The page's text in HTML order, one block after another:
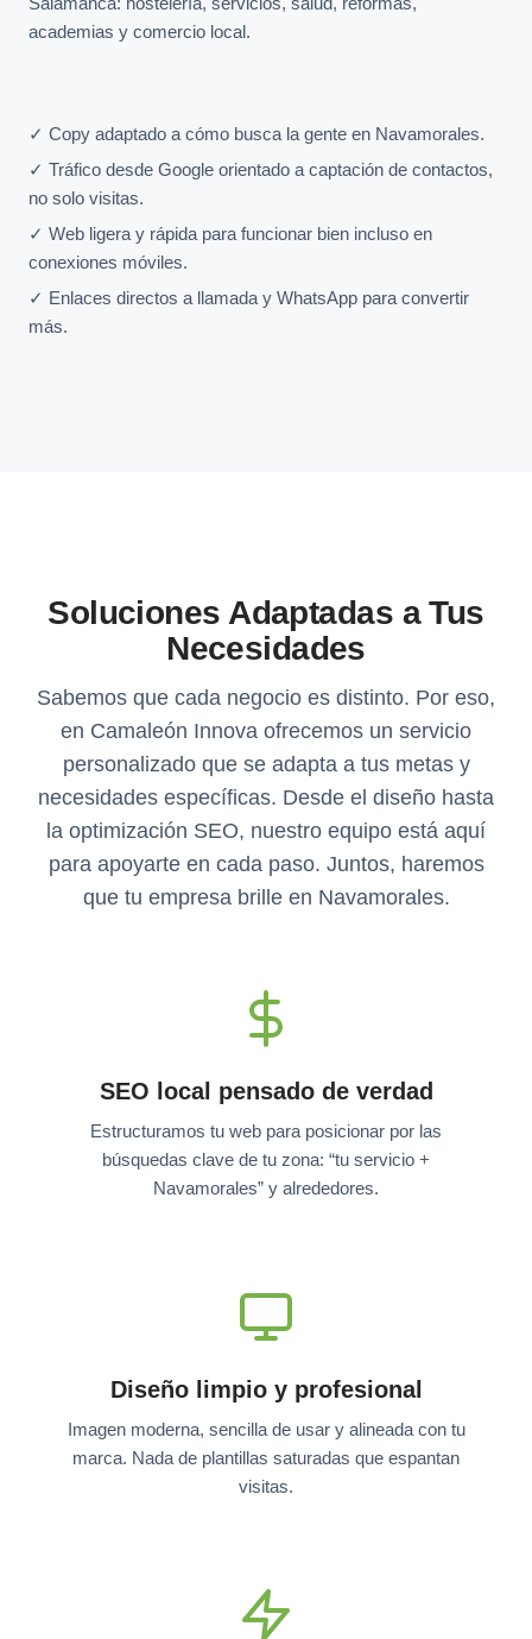
academias y comercio local.
✓ Copy adaptado a cómo busca la gente en Navamorales.
✓ Tráfico desde Google orientado a captación de contactos,
no solo visitas.
✓ Web ligera y rápida para funcionar bien incluso en
conexiones móviles.
✓ Enlaces directos a llamada y WhatsApp para convertir
más.
Soluciones Adaptadas a Tus
Necesidades
Sabemos que cada negocio es distinto. Por eso,
en Camaleón Innova ofrecemos un servicio
personalizado que se adapta a tus metas y
necesidades específicas. Desde el diseño hasta
la optimización SEO, nuestro equipo está aquí
para apoyarte en cada paso. Juntos, haremos
que tu empresa brille en Navamorales.
SEO local pensado de verdad
Estructuramos tu web para posicionar por las
búsquedas clave de tu zona: “tu servicio +
Navamorales” y alrededores.
Diseño limpio y profesional
Imagen moderna, sencilla de usar y alineada con tu
marca. Nada de plantillas saturadas que espantan
visitas.